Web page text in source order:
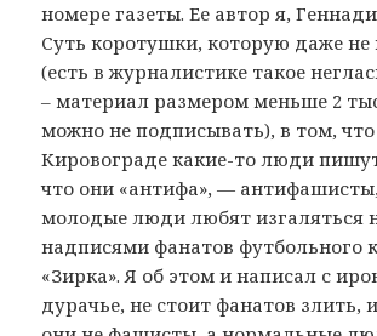
номере газеты. Ее автор я,
Суть коротушки, которую даже не
(есть в журналистике такое
– материал размером меньше 2
можно не подписывать), в том, что
Кировограде какие-то люди
что они «антифа», —
молодые люди любят изгаляться
надписями фанатов футбольного
«Зирка». Я об этом и написал с
дурачье, не стоит фанатов злить,